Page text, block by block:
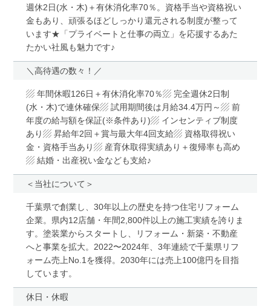
週休2日(水・木)＋有休消化率70％。資格手当や資格祝い
金もあり、頑張るほどしっかり還元される制度が整って
います★「プライベートと仕事の両立」を応援するあた
たかい社風も魅力です♪
＼高待遇の数々！／
▨ 年間休暇126日＋有休消化率70％▨ 完全週休2日制
(水・木)で連休確保▨ 試用期間後は月給34.4万円～▨ 前
年度の給与額を保証(※条件あり)▨ インセンティブ制度
あり▨ 昇給年2回＋賞与最大年4回支給▨ 資格取得祝い
金・資格手当あり▨ 産育休取得実績あり＋復帰率も高め
▨ 結婚・出産祝い金なども支給♪
＜当社について＞
千葉県で創業し、30年以上の歴史を持つ住宅リフォーム
企業。県内12店舗・年間2,800件以上の施工実績を誇りま
す。塗装業からスタートし、リフォーム・新築・不動産
へと事業を拡大。2022〜2024年、3年連続で千葉県リフ
ォーム売上No.1を獲得。2030年には売上100億円を目指
しています。
休日・休暇